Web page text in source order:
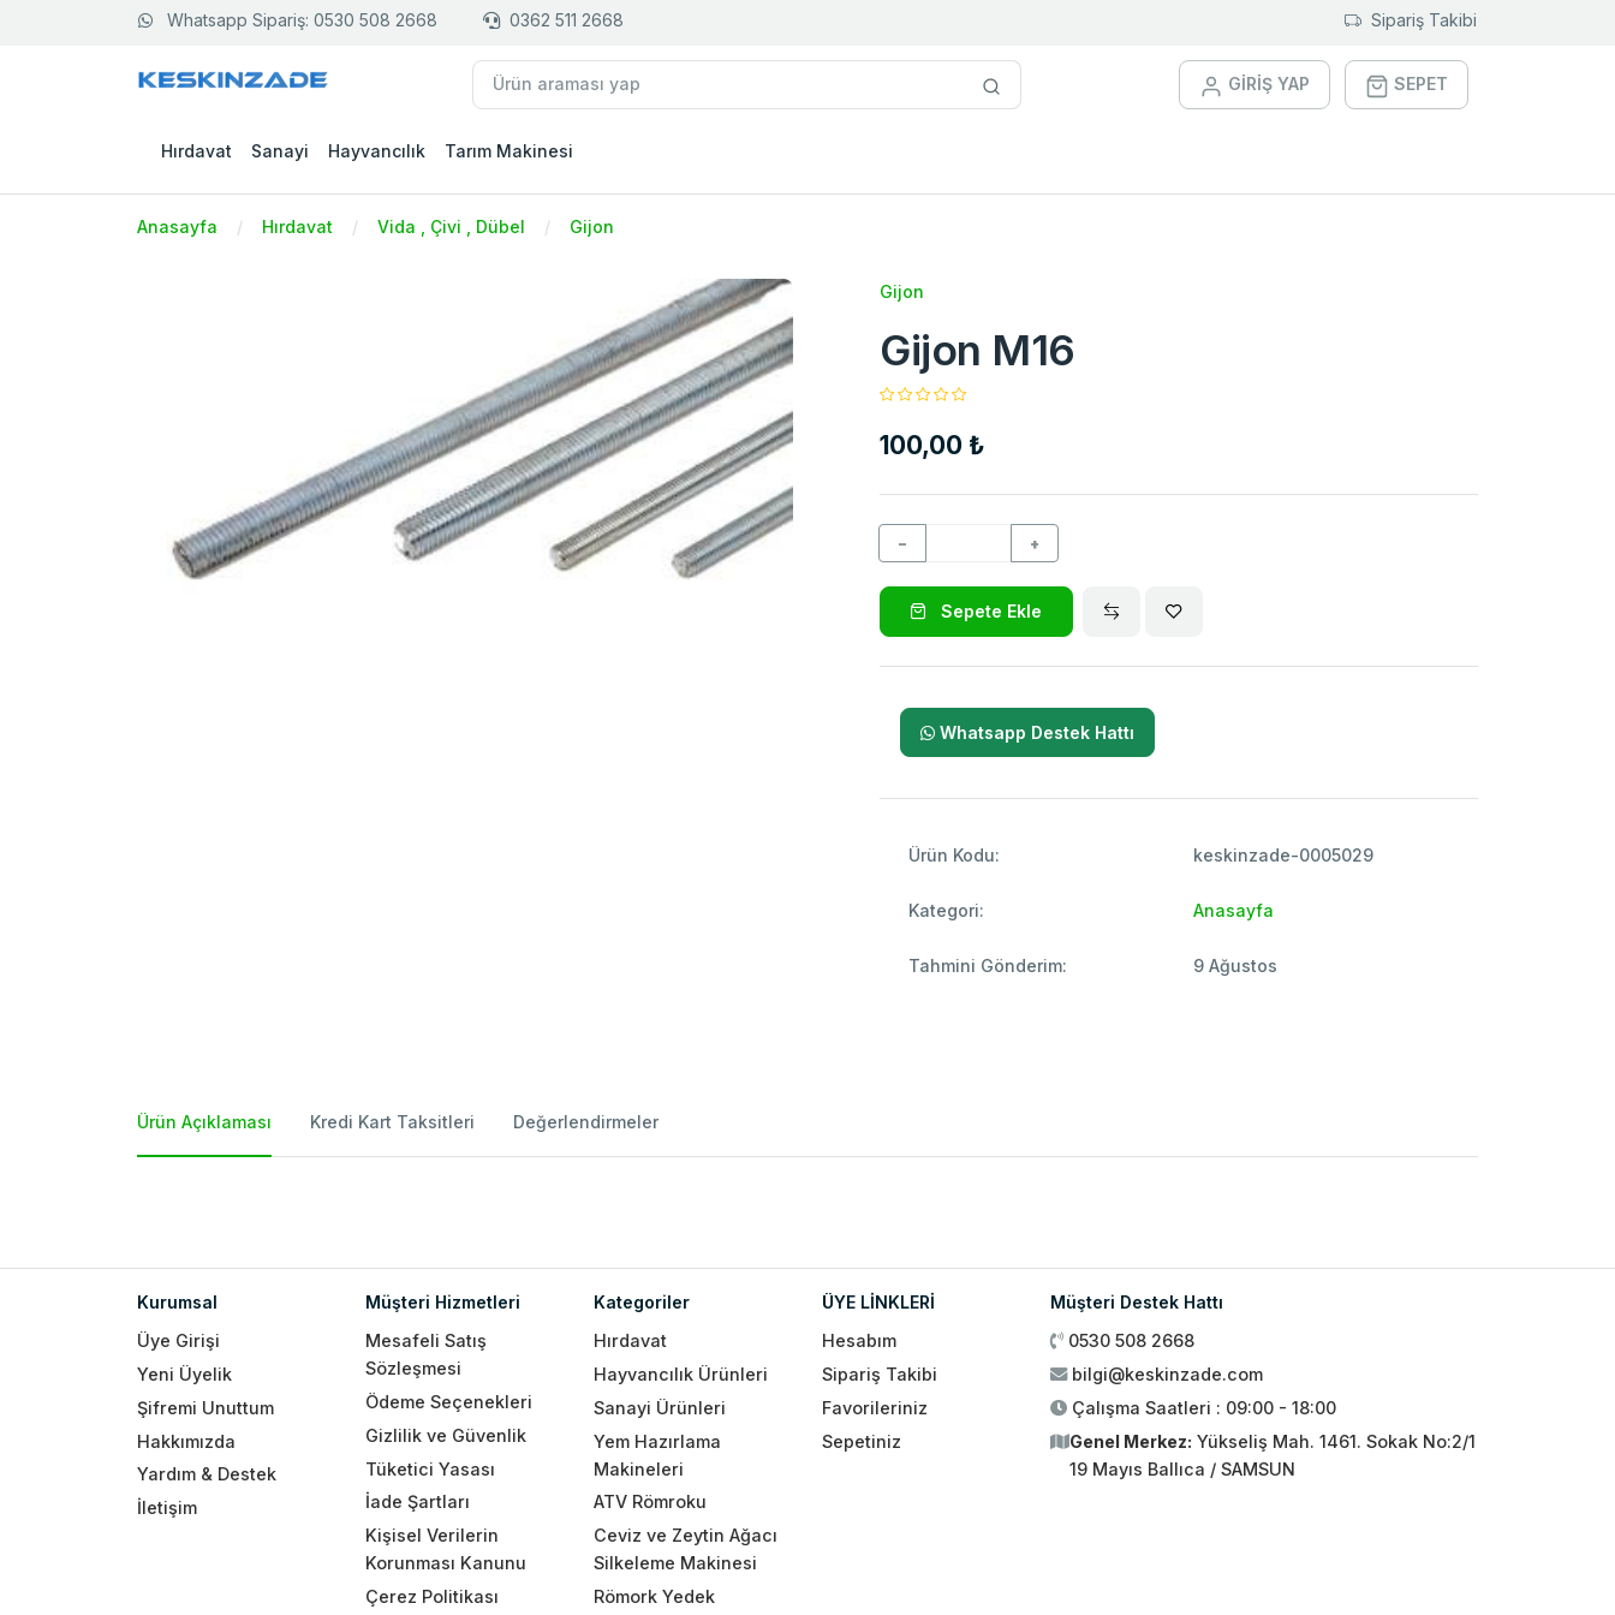
Whatsapp Sipariş: 0530 508 2668 0362 511 2668 Sipariş Takibi
GİRİŞ YAP SEPET
Hırdavat Sanayi Hayvancılık Tarım Makinesi
Anasayfa Hırdavat Vida , Çivi , Dübel Gijon
Gijon
Gijon M16
100,00 ₺
− +
Sepete Ekle
Whatsapp Destek Hattı
Ürün Kodu: keskinzade-0005029
Kategori: Anasayfa
Tahmini Gönderim: 9 Ağustos
Ürün Açıklaması Kredi Kart Taksitleri Değerlendirmeler
Kurumsal
Üye Girişi
Yeni Üyelik
Şifremi Unuttum
Hakkımızda
Yardım & Destek
İletişim
Müşteri Hizmetleri
Mesafeli Satış
Sözleşmesi
Ödeme Seçenekleri
Gizlilik ve Güvenlik
Tüketici Yasası
İade Şartları
Kişisel Verilerin
Korunması Kanunu
Çerez Politikası
Kategoriler
Hırdavat
Hayvancılık Ürünleri
Sanayi Ürünleri
Yem Hazırlama
Makineleri
ATV Römroku
Ceviz ve Zeytin Ağacı
Silkeleme Makinesi
Römork Yedek
ÜYE LİNKLERİ
Hesabım
Sipariş Takibi
Favorileriniz
Sepetiniz
Müşteri Destek Hattı
0530 508 2668
bilgi@keskinzade.com
Çalışma Saatleri : 09:00 - 18:00
Genel Merkez: Yükseliş Mah. 1461. Sokak No:2/1
19 Mayıs Ballıca / SAMSUN